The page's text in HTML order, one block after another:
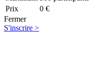
Prix
0 €
Fermer
S'inscrire >